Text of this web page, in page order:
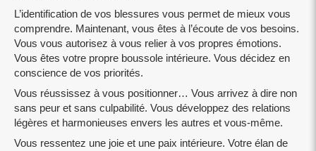
L’identification de vos blessures vous permet de mieux vous
comprendre. Maintenant, vous êtes à l’écoute de vos besoins.
Vous vous autorisez à vous relier à vos propres émotions.
Vous êtes votre propre boussole intérieure. Vous décidez en
conscience de vos priorités.
Vous réussissez à vous positionner… Vous arrivez à dire non
sans peur et sans culpabilité. Vous développez des relations
légères et harmonieuses envers les autres et vous-même.
Vous ressentez une joie et une paix intérieure. Votre élan de